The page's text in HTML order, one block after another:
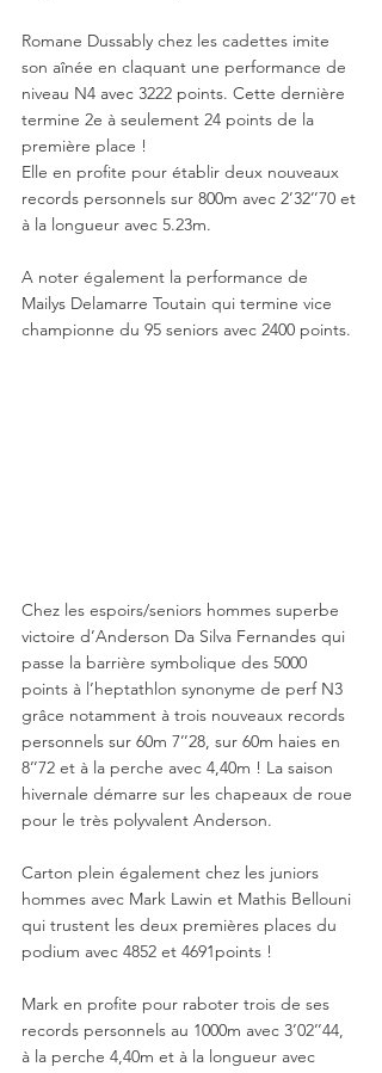
Romane Dussably chez les cadettes imite
son aînée en claquant une performance de
niveau N4 avec 3222 points. Cette dernière
termine 2e à seulement 24 points de la
première place !
Elle en profite pour établir deux nouveaux
records personnels sur 800m avec 2’32’’70 et
à la longueur avec 5.23m.
A noter également la performance de
Mailys Delamarre Toutain qui termine vice
championne du 95 seniors avec 2400 points.
Chez les espoirs/seniors hommes superbe
victoire d’Anderson Da Silva Fernandes qui
passe la barrière symbolique des 5000
points à l’heptathlon synonyme de perf N3
grâce notamment à trois nouveaux records
personnels sur 60m 7’’28, sur 60m haies en
8’’72 et à la perche avec 4,40m ! La saison
hivernale démarre sur les chapeaux de roue
pour le très polyvalent Anderson.
Carton plein également chez les juniors
hommes avec Mark Lawin et Mathis Bellouni
qui trustent les deux premières places du
podium avec 4852 et 4691points !
Mark en profite pour raboter trois de ses
records personnels au 1000m avec 3’02’’44,
à la perche 4,40m et à la longueur avec